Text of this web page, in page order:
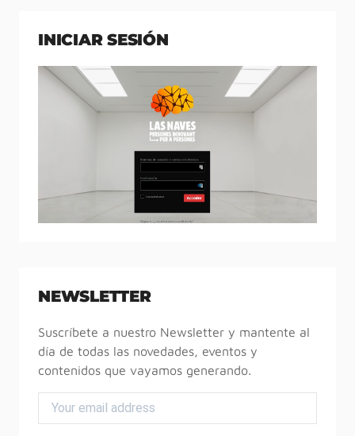
INICIAR SESIÓN
NEWSLETTER
Suscríbete a nuestro Newsletter y mantente al
día de todas las novedades, eventos y
contenidos que vayamos generando.